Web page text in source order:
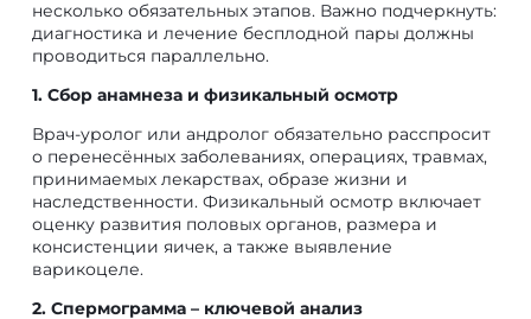
несколько обязательных этапов. Важно подчеркнуть:
диагностика и лечение бесплодной пары должны
проводиться параллельно.
1. Сбор анамнеза и физикальный осмотр
Врач-уролог или андролог обязательно расспросит
о перенесённых заболеваниях, операциях, травмах,
принимаемых лекарствах, образе жизни и
наследственности. Физикальный осмотр включает
оценку развития половых органов, размера и
консистенции яичек, а также выявление
варикоцеле.
2. Спермограмма – ключевой анализ